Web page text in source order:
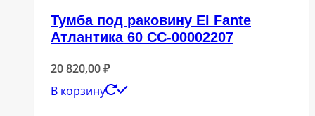
Тумба под раковину El Fante
Атлантика 60 СС-00002207
20 820,00₽
В корзину